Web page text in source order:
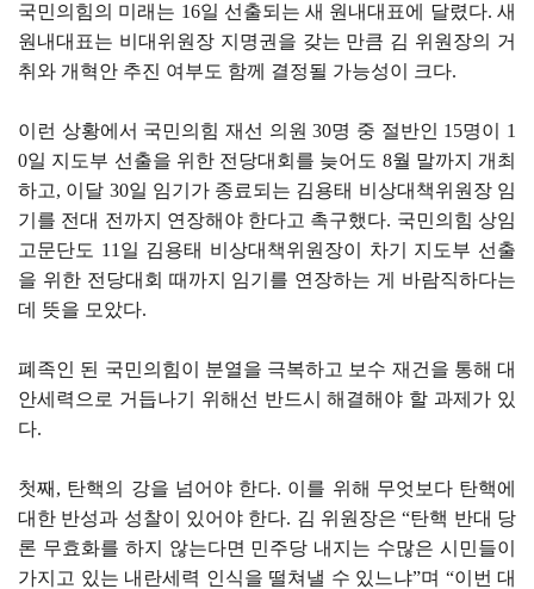
국민의힘의 미래는 16일 선출되는 새 원내대표에 달렸다. 새
원내대표는 비대위원장 지명권을 갖는 만큼 김 위원장의 거
취와 개혁안 추진 여부도 함께 결정될 가능성이 크다.
이런 상황에서 국민의힘 재선 의원 30명 중 절반인 15명이 1
0일 지도부 선출을 위한 전당대회를 늦어도 8월 말까지 개최
하고, 이달 30일 임기가 종료되는 김용태 비상대책위원장 임
기를 전대 전까지 연장해야 한다고 촉구했다. 국민의힘 상임
고문단도 11일 김용태 비상대책위원장이 차기 지도부 선출
을 위한 전당대회 때까지 임기를 연장하는 게 바람직하다는
데 뜻을 모았다.
폐족인 된 국민의힘이 분열을 극복하고 보수 재건을 통해 대
안세력으로 거듭나기 위해선 반드시 해결해야 할 과제가 있
다.
첫째, 탄핵의 강을 넘어야 한다. 이를 위해 무엇보다 탄핵에
대한 반성과 성찰이 있어야 한다. 김 위원장은 “탄핵 반대 당
론 무효화를 하지 않는다면 민주당 내지는 수많은 시민들이
가지고 있는 내란세력 인식을 떨쳐낼 수 있느냐”며 “이번 대